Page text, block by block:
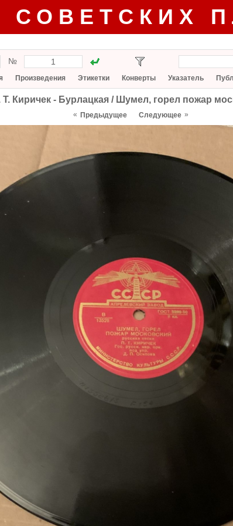
СОВЕТСКИХ
№
Произведения Этикетки Конверты Указатель
Т. Киричек - Бурлацкая / Шумел, горел пожар
« Предыдущее Следующее »